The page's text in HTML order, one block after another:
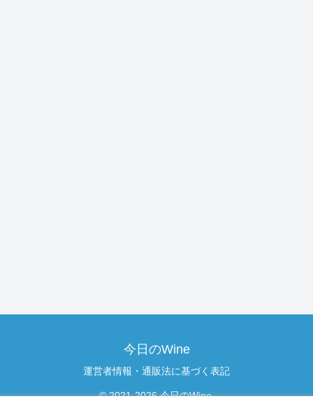
今日のWine
運営者情報・通販法に基づく表記
© 2021-2026 今日のWine.